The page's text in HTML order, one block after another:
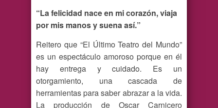
“La felicidad nace en mi corazón, viaja
por mis manos y suena así.”
Reitero que “El Último Teatro del Mundo”
es un espectáculo amoroso porque en él
hay entrega y cuidado. Es un
otorgamiento, una cascada de
herramientas para saber abrazar a la vida.
La producción de Oscar Carnicero